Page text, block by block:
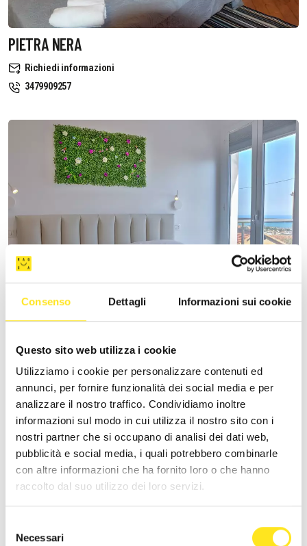
Consenso Dettagli Informazioni sui cookie
Questo sito web utilizza i cookie
Utilizziamo i cookie per personalizzare contenuti ed
annunci, per fornire funzionalità dei social media e per
analizzare il nostro traffico. Condividiamo inoltre
informazioni sul modo in cui utilizza il nostro sito con i
nostri partner che si occupano di analisi dei dati web,
pubblicità e social media, i quali potrebbero combinarle
con altre informazioni che ha fornito loro o che hanno
raccolto dal suo utilizzo dei loro servizi.
delNecessari
PIETRA NERA
Richiedi informazioni
3479909257
VILLA VANI
+393335085250
Sito web